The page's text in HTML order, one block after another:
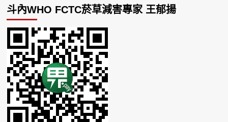
斗內WHO FCTC菸草減害專家 王郁揚